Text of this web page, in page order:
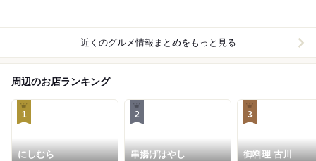
近くのグルメ情報まとめをもっと見る
周辺のお店ランキング
1
にしむら
2
串揚げはやし
3
御料理 古川